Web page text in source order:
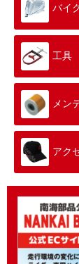
バイ
工具
メン
アク